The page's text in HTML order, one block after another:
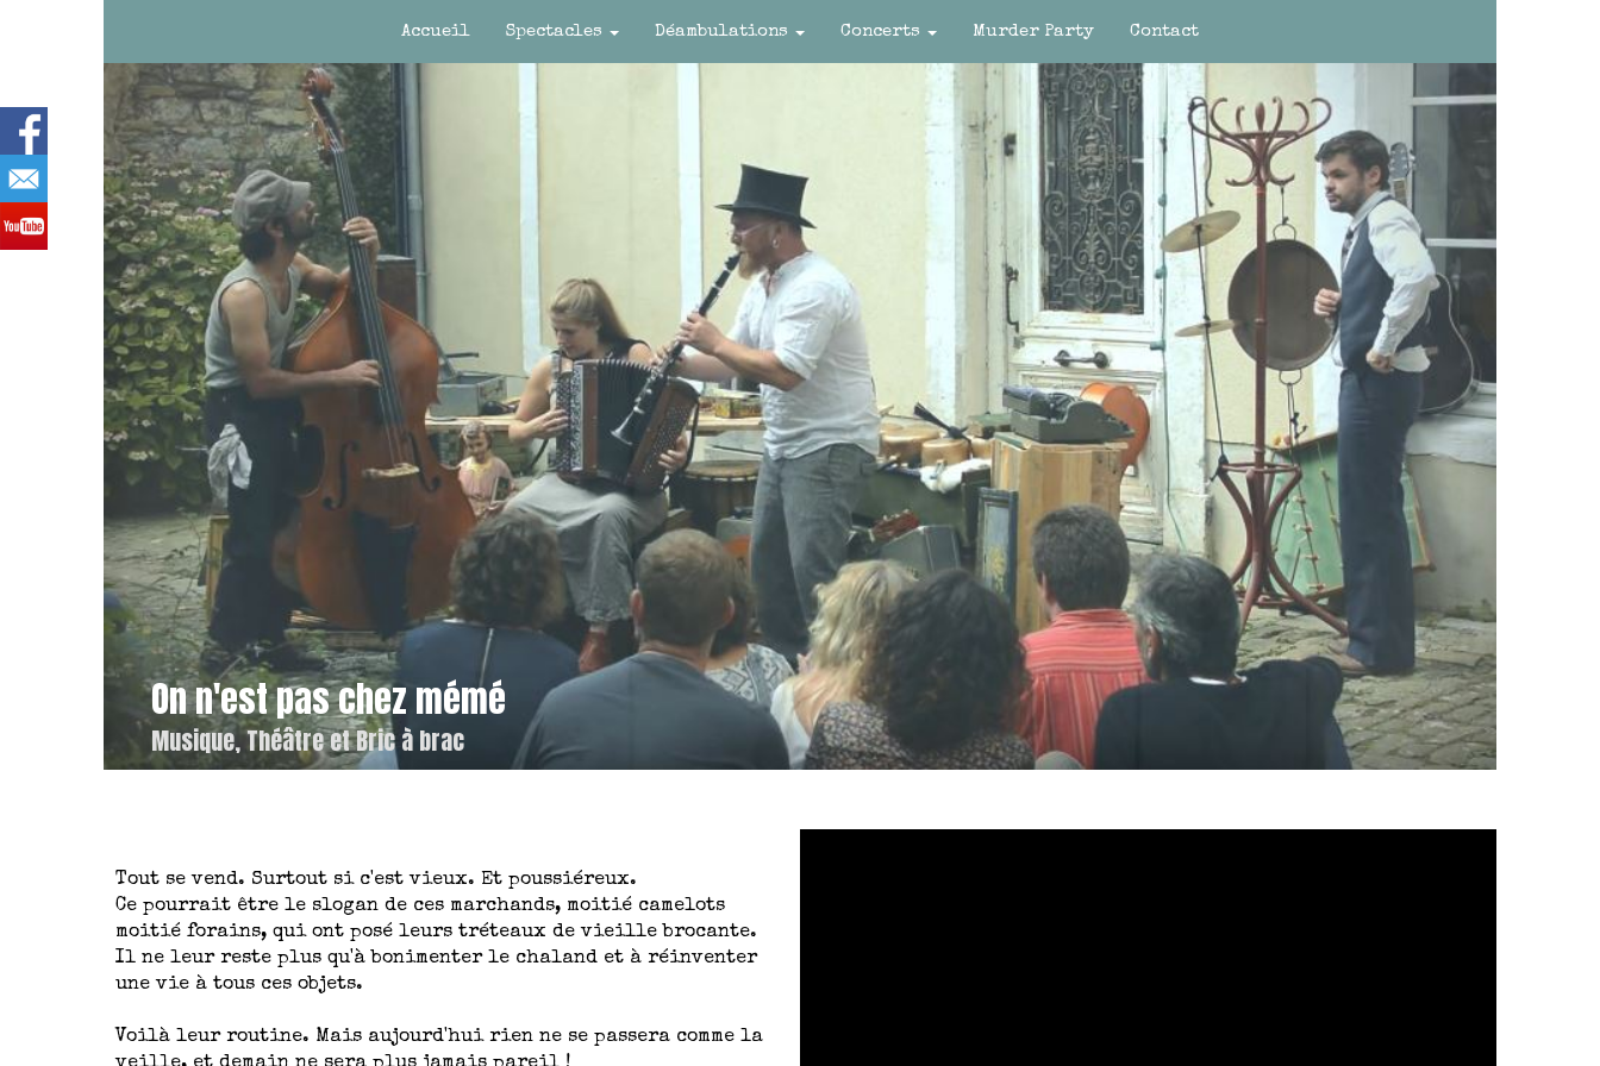
Accueil Spectacles Déambulations Concerts Murder Party Contact
On n'est pas chez mémé
Musique, Théâtre et Bric à brac
Tout se vend. Surtout si c'est vieux. Et poussiéreux.
Ce pourrait être le slogan de ces marchands, moitié camelots
moitié forains, qui ont posé leurs tréteaux de vieille brocante.
Il ne leur reste plus qu'à bonimenter le chaland et à réinventer
une vie à tous ces objets.
Voilà leur routine. Mais aujourd'hui rien ne se passera comme la